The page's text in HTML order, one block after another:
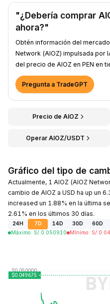
"¿Debería comprar
ahora?"
Obtén información del
Network (AIOZ) impulsada por
del precio de AIOZ en PEN en
Pregunta a TradeGPT
Precio de AIOZ
Operar AIOZ/USDT
Gráfico del tipo de
Actualmente, 1 AIOZ (AIOZ
cambio de AIOZ a USD ha up un
increased un 1.88% en la última
2.61% en los últimos 30 días.
24H 7D 14D 30D 60D
Máximo: S/. 0.050910 Mínimo: S/.